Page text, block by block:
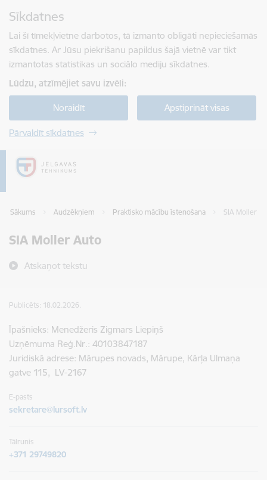
Sīkdatnes
Lai šī tīmekļvietne darbotos, tā izmanto obligāti nepieciešamās
sīkdatnes. Ar Jūsu piekrišanu papildus šajā vietnē var tikt
izmantotas statistikas un sociālo mediju sīkdatnes.
Lūdzu, atzīmējiet savu izvēli:
Noraidīt Apstiprināt visas
Pārvaldīt sīkdatnes
Sākums Audzēkņiem Praktisko mācību īstenošana SIA Moller
SIA Moller Auto
Atskaņot tekstu
Publicēts: 18.02.2026.
Īpašnieks: Menedžeris Zigmars Liepiņš
Uzņēmuma Reģ.Nr.: 40103847187
Juridiskā adrese: Mārupes novads, Mārupe, Kārļa Ulmaņa
gatve 115, LV-2167
E-pasts
sekretare@lursoft.lv
Tālrunis
+371 29749820